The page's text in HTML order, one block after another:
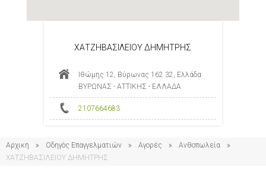
ΧΑΤΖΗΒΑΣΙΛΕΙΟΥ ΔΗΜΗΤΡΗΣ
Ιθώμης 12, Βύρωνας 162 32, Ελλάδα
ΒΥΡΩΝΑΣ - ΑΤΤΙΚΗΣ - ΕΛΛΑΔΑ
2107664683
Αρχική Οδηγός Επαγγελματιών Αγορές
Ανθοπωλεία
ΧΑΤΖΗΒΑΣΙΛΕΙΟΥ ΔΗΜΗΤΡΗΣ